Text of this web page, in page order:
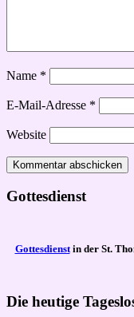
Name *
E-Mail-Adresse *
Website
Gottesdienst
Gottesdienstin der St.
Die heutige